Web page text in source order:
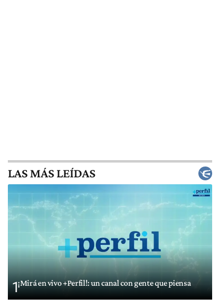
LAS MÁS LEÍDAS
1¡Mirá en vivo +Perfil!: un canal con gente que piensa